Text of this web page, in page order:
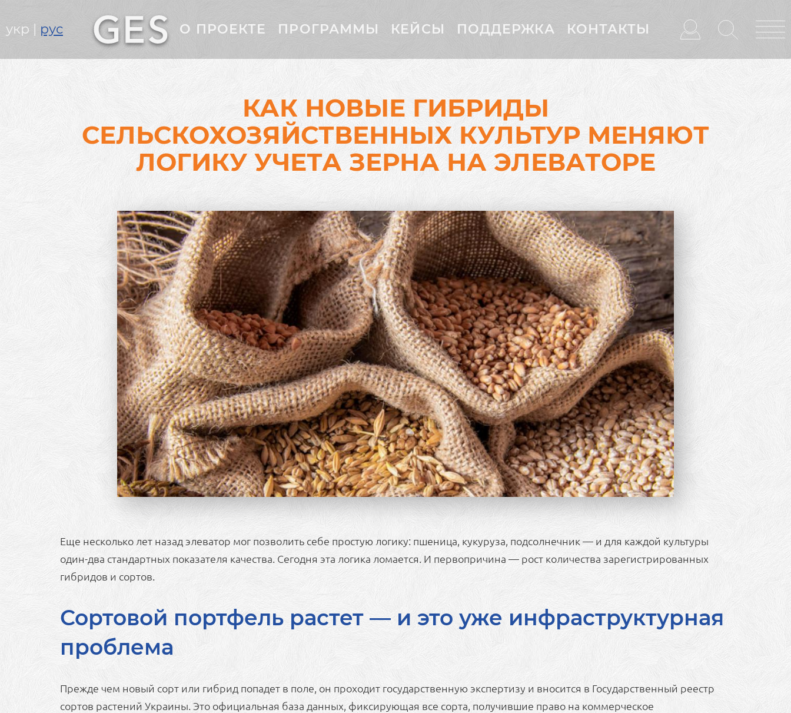
укр рус
Головне
О ПРОЕКТЕ ПРОГРАММЫ КЕЙСЫ ПОДДЕРЖКА КОНТАКТЫ
КАК НОВЫЕ ГИБРИДЫ
СЕЛЬСКОХОЗЯЙСТВЕННЫХ КУЛЬТУР МЕНЯЮТ
ЛОГИКУ УЧЕТА ЗЕРНА НА ЭЛЕВАТОРЕ
Еще несколько лет назад элеватор мог позволить себе простую логику: пшеница, кукуруза, подсолнечник — и для каждой культуры
один-два стандартных показателя качества. Сегодня эта логика ломается. И первопричина — рост количества зарегистрированных
гибридов и сортов.
Сортовой портфель растет — и это уже инфраструктурная
проблема
Прежде чем новый сорт или гибрид попадет в поле, он проходит государственную экспертизу и вносится в Государственный реестр
сортов растений Украины. Это официальная база данных, фиксирующая все сорта, получившие право на коммерческое